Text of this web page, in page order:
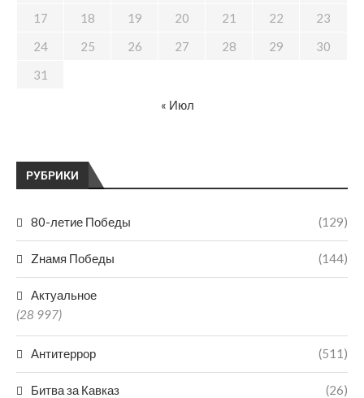
РУБРИКИ
80-летие Победы (129)
Zнамя Победы (144)
Актуальное
(28 997)
Антитеррор (511)
Битва за Кавказ (26)
17
18 19 20 21 22
23
24
25 26 27 28 29
30
31
« Июл